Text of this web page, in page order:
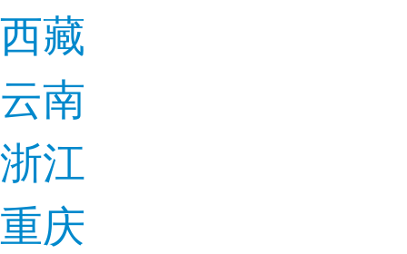
西藏
云南
浙江
重庆